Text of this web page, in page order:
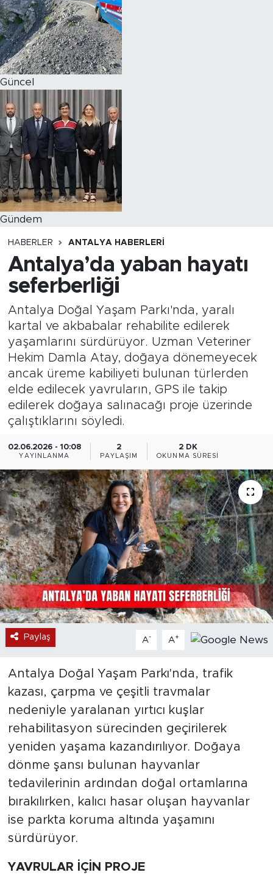
Güncel
Gündem
HABERLER ANTALYA HABERLERI
Antalya’da yaban hayatı
seferberliği
Antalya Doğal Yaşam Parkı'nda, yaralı
kartal ve akbabalar rehabilite edilerek
yaşamlarını sürdürüyor. Uzman Veteriner
Hekim Damla Atay, doğaya dönemeyecek
ancak üreme kabiliyeti bulunan türlerden
elde edilecek yavruların, GPS ile takip
edilerek doğaya salınacağı proje üzerinde
çalıştıklarını söyledi.
02.06.2026 - 10:08
YAYINLANMA
2
PAYLAŞIM
2 DK
OKUNMA SÜRESI
Paylaş A- A+
Antalya Doğal Yaşam Parkı'nda, trafik
kazası, çarpma ve çeşitli travmalar
nedeniyle yaralanan yırtıcı kuşlar
rehabilitasyon sürecinden geçirilerek
yeniden yaşama kazandırılıyor. Doğaya
dönme şansı bulunan hayvanlar
tedavilerinin ardından doğal ortamlarına
bırakılırken, kalıcı hasar oluşan hayvanlar
ise parkta koruma altında yaşamını
sürdürüyor.
YAVRULAR İÇİN PROJE
Magazin
Özel Haber
Politika
Resmi İlanlar
Sağlık
Spor
Turizm